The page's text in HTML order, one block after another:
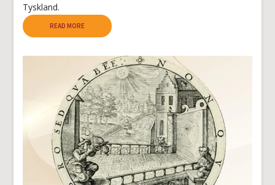
Tyskland.
READ MORE